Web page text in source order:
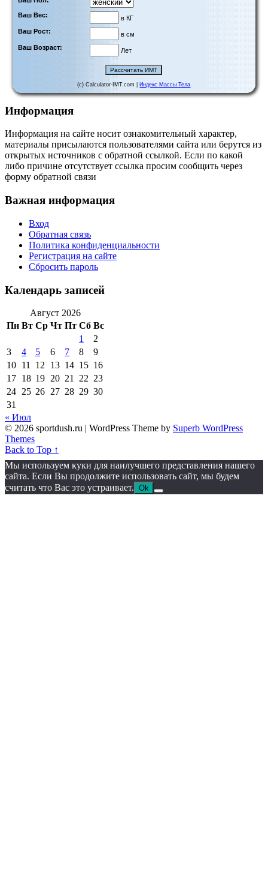
Ваш Вес:
в КГ
Ваш Рост:
в см
Ваш Возраст:
Лет
(c) Calculator-IMT.com | Индекс Массы Тела
Информация
Информация на сайте носит ознакомительный характер,
материалы присылаются пользователями сайта или берутся из
открытых источников с обратной ссылкой. Если по какой
либо причине отсутствует ссылка просим сообщить через
форму обратной связи
Важная информация
Вход
Обратная связь
Политика конфиденциальности
Регистрация на сайте
Сбросить пароль
Календарь записей
Август 2026
Пн Вт Ср Чт Пт Сб Вс
1
2
3
4 5 6 7 8
9
10 11 12 13 14 15 16
17 18 19 20 21 22 23
24 25 26 27 28 29 30
31
« Июл
© 2026 sportdush.ru | WordPress Theme by Superb WordPress
Themes
Back to Top ↑
Мы используем куки для наилучшего представления нашего
сайта. Если Вы продолжите использовать сайт, мы будем
считать что Вас это устраивает. Ok